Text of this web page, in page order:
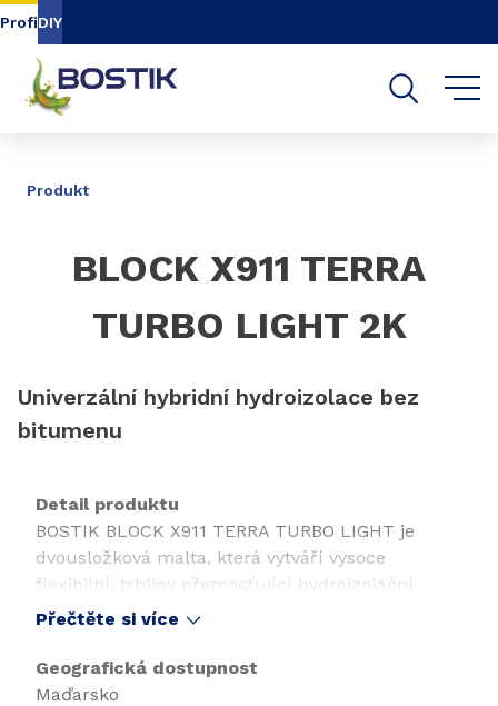
Přejít na obsah
Přejít na vyhledávání
ProfiDIY
Produkt
BLOCK X911 TERRA
TURBO LIGHT 2K
Univerzální hybridní hydroizolace bez
bitumenu
Detail produktu
BOSTIK BLOCK X911 TERRA TURBO LIGHT je
dvousložková malta, která vytváří vysoce
flexibilní, trhliny přemosťující hydroizolační
nátěr. Kombinuje pozitivní vlastnosti flexibilního
lze úspěšně použít na jakýkoli typ
hydroizolačních prací včetně: hydroizolace
Přečtěte si více
Geografická dostupnost
Maďarsko